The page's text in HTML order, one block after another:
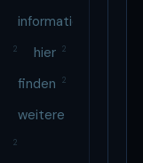
informationsquelle
2 hier 2
finden 2
weitere
2